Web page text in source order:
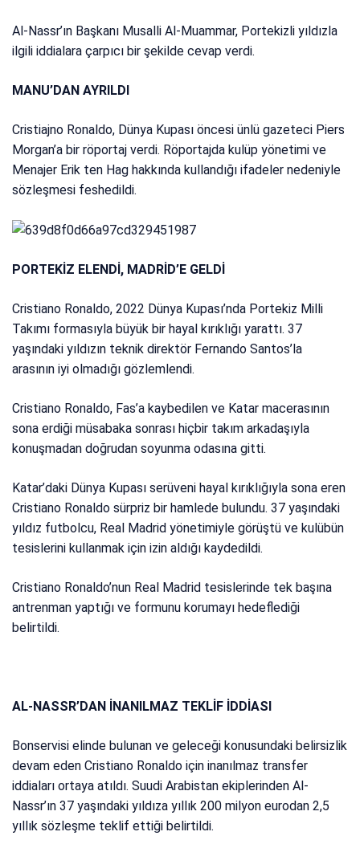
Al-Nassr’ın Başkanı Musalli Al-Muammar, Portekizli yıldızla
ilgili iddialara çarpıcı bir şekilde cevap verdi.
MANU’DAN AYRILDI
Cristiajno Ronaldo, Dünya Kupası öncesi ünlü gazeteci Piers
Morgan’a bir röportaj verdi. Röportajda kulüp yönetimi ve
Menajer Erik ten Hag hakkında kullandığı ifadeler nedeniyle
sözleşmesi feshedildi.
PORTEKİZ ELENDİ, MADRİD’E GELDİ
Cristiano Ronaldo, 2022 Dünya Kupası’nda Portekiz Milli
Takımı formasıyla büyük bir hayal kırıklığı yarattı. 37
yaşındaki yıldızın teknik direktör Fernando Santos’la
arasının iyi olmadığı gözlemlendi.
Cristiano Ronaldo, Fas’a kaybedilen ve Katar macerasının
sona erdiği müsabaka sonrası hiçbir takım arkadaşıyla
konuşmadan doğrudan soyunma odasına gitti.
Katar’daki Dünya Kupası serüveni hayal kırıklığıyla sona eren
Cristiano Ronaldo sürpriz bir hamlede bulundu. 37 yaşındaki
yıldız futbolcu, Real Madrid yönetimiyle görüştü ve kulübün
tesislerini kullanmak için izin aldığı kaydedildi.
Cristiano Ronaldo’nun Real Madrid tesislerinde tek başına
antrenman yaptığı ve formunu korumayı hedeflediği
belirtildi.
AL-NASSR’DAN İNANILMAZ TEKLİF İDDİASI
Bonservisi elinde bulunan ve geleceği konusundaki belirsizlik
devam eden Cristiano Ronaldo için inanılmaz transfer
iddiaları ortaya atıldı. Suudi Arabistan ekiplerinden Al-
Nassr’ın 37 yaşındaki yıldıza yıllık 200 milyon eurodan 2,5
yıllık sözleşme teklif ettiği belirtildi.